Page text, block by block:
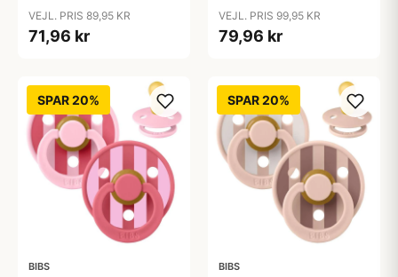
Black/White
VEJL. PRIS 89,95 KR
71,96 kr
Studio - Baby Blue/Dusty
Blue Mix
VEJL. PRIS 99,95 KR
79,96 kr
SPAR 20%
BIBS
SPAR 20%
BIBS